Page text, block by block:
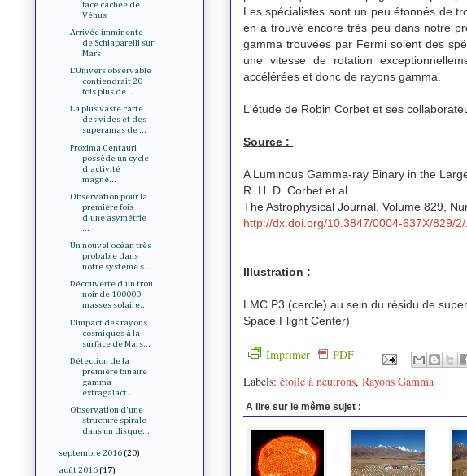
Les spécialistes sont un peu étonnés de
en a trouvé encore très peu dans notre
gamma trouvées par Fermi soient des
une vitesse de rotation
accélérées et donc de rayons gamma.
L'étude de Robin Corbet et ses
Source :
A Luminous Gamma-ray Binary in the
R. H. D. Corbet et al.
The Astrophysical Journal, Volume 829,
http://dx.doi.org/10.3847/0004-637X/829/
Illustration :
LMC P3 (cercle) au sein du résidu de
Space Flight Center)
Imprimer
PDF
Labels: étoile à neutrons, Rayons Gamma
A lire sur le même sujet :
face cachée de
Vénus
Arrivée imminente
de Schiaparelli sur
Mars
L'Univers observable
contiendrait 20
fois plus de ...
La plus vaste carte
des vides et des
superamas de ...
Proxima Centauri
possède un cycle
d'activité
magné...
Observation pour la
première fois
d'une asymétrie
...
Un nouvel océan très
probable dans
notre système s...
Découverte d'un trou
noir de 100000
masses solaire...
L'impact des rayons
cosmiques à la
surface de Mars...
Détection de la
première binaire
gamma
extragalact...
Observation d'une
structure spirale
dans un disque...
septembre 2016 (20)
août 2016 (17)